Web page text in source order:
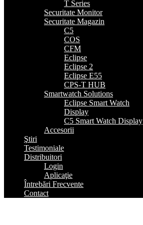
T Series
Securitate Monitor
Securitate Magazin
C5
COS
CFM
Eclipse
Eclipse 2
Eclipse E55
CPS-T HUB
Smartwatch Solutions
Eclipse Smart Watch
Display
C5 Smart Watch Display
Accesorii
Ştiri
Testimoniale
Distribuitori
Login
Aplicaţie
Întrebări Frecvente
Contact